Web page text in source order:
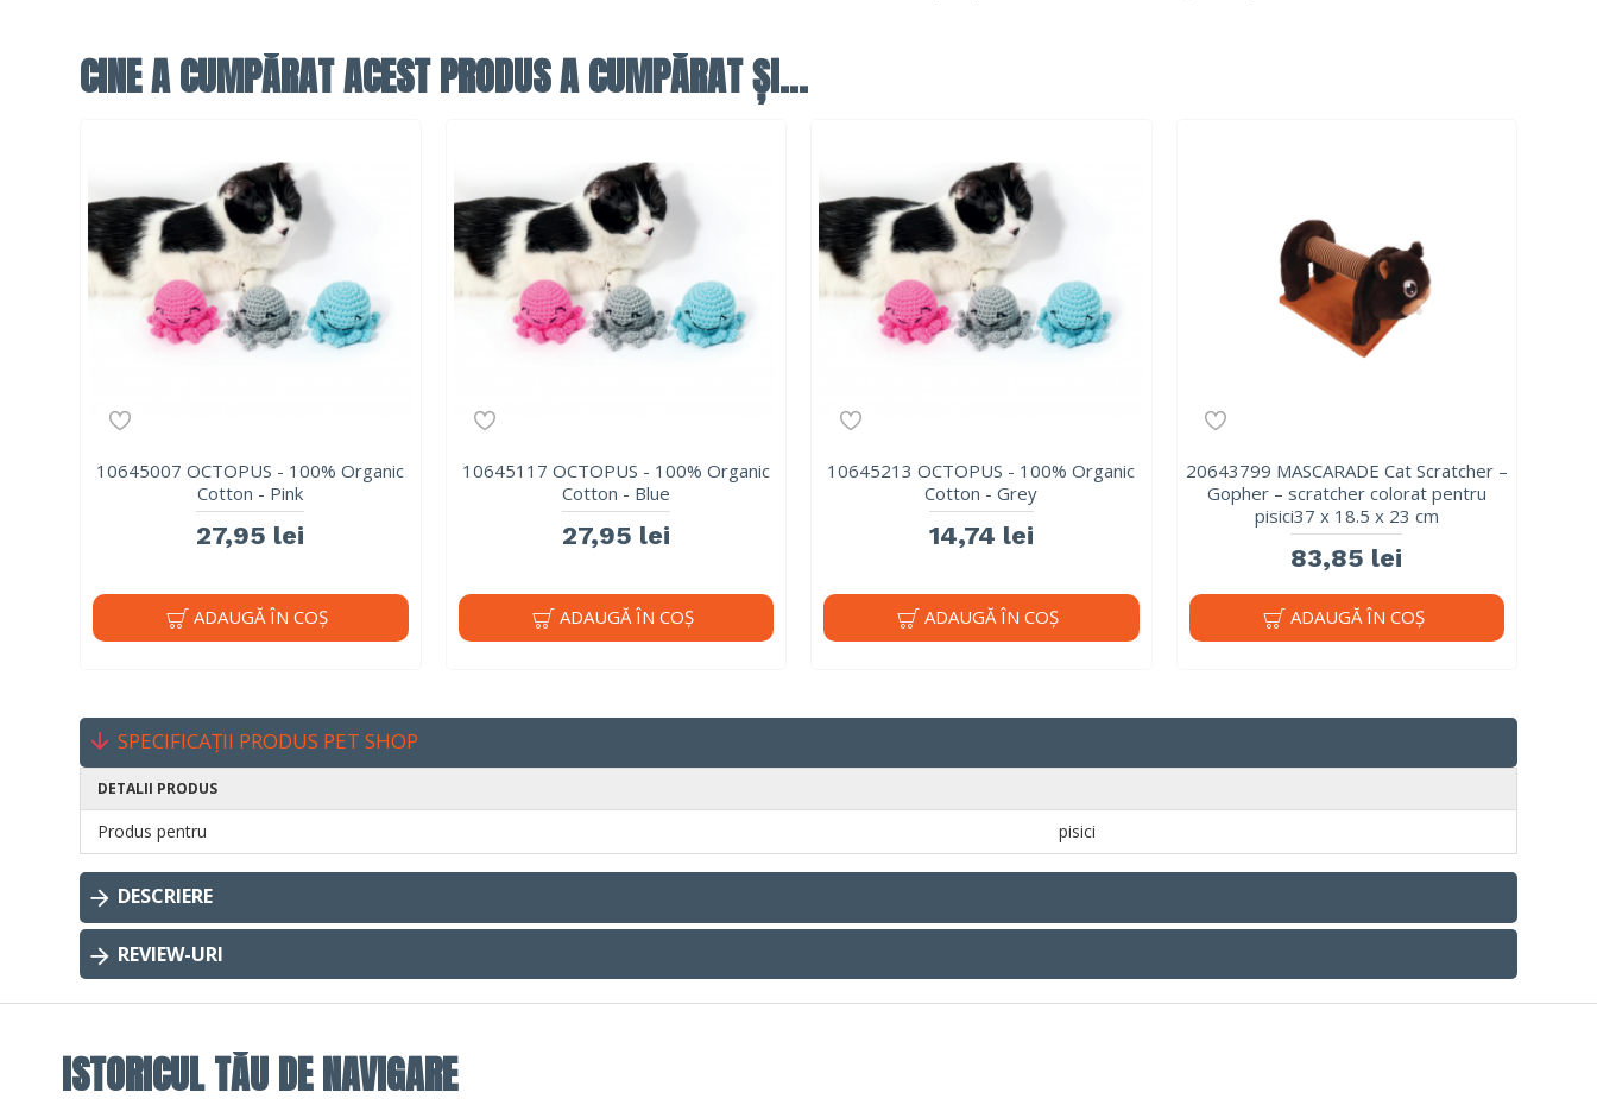
CINE A CUMPĂRAT ACEST PRODUS A CUMPĂRAT ȘI...
10645007 OCTOPUS - 100% Organic
Cotton - Pink
27,95 lei
ADAUGĂ ÎN COŞ
10645117 OCTOPUS - 100% Organic
Cotton - Blue
27,95 lei
ADAUGĂ ÎN COŞ
10645213 OCTOPUS - 100% Organic
Cotton - Grey
14,74 lei
ADAUGĂ ÎN COŞ
20643799 MASCARADE Cat Scratcher –
Gopher – scratcher colorat pentru
pisici37 x 18.5 x 23 cm
83,85 lei
ADAUGĂ ÎN COŞ
SPECIFICAȚII PRODUS PET SHOP
DETALII PRODUS
Produs pentru pisici
DESCRIERE
REVIEW-URI
ISTORICUL TĂU DE NAVIGARE